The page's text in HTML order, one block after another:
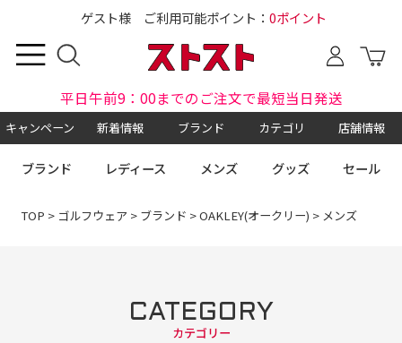
ゲスト様 ご利用可能ポイント： 0ポイント
平日午前9：00までのご注文で最短当日発送
キャンペーン 新着情報 ブランド カテゴリ 店舗情報
ブランド レディース メンズ グッズ セール
TOP > ゴルフウェア > ブランド >OAKLEY(オークリー) > メンズ
CATEGORY
カテゴリー